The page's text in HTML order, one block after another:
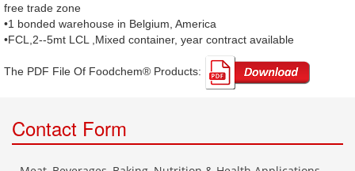
free trade zone
•1 bonded warehouse in Belgium, America
•FCL,2--5mt LCL ,Mixed container, year contract available
The PDF File Of Foodchem® Products: